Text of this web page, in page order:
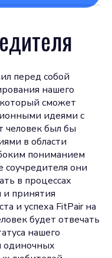
перед собой
нашего
который сможет
идеями с
человек был бы
в области
пониманием
соучредителя они
в процессах
и принятия
и успеха FitPair на
будет отвечать
нашего
одиночных